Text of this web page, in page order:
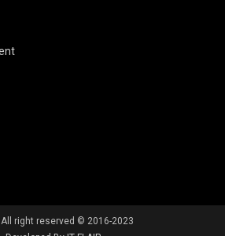
All right reserved © 2016-2023